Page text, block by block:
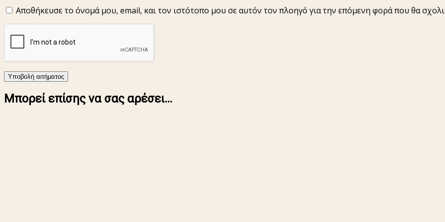
Αποθήκευσε το όνομά μου, email, και τον ιστότοπο μου σε αυτόν τον πλοηγό για την επόμενη φορά που θα
Μπορεί επίσης να σας αρέσει…